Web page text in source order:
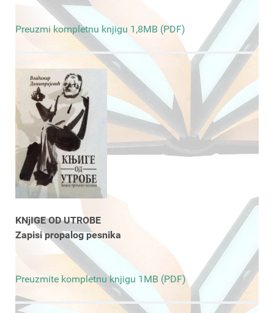
Preuzmi kompletnu knjigu 1,8MB (PDF)
KNjIGE OD UTROBE
Zapisi propalog pesnika
Preuzmite kompletnu knjigu 1MB (PDF)